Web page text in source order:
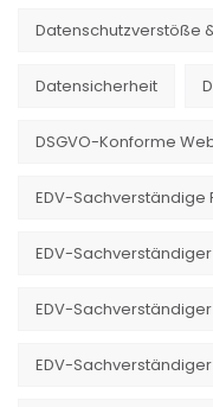
Datenschutzverstöße
Datensicherheit
DSGVO-Konforme
EDV-Sachverständige
EDV-
EDV-
EDV-